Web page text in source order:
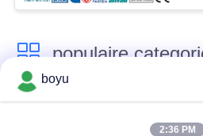
populaire
transmissielijn die
boyu
2:36 PM